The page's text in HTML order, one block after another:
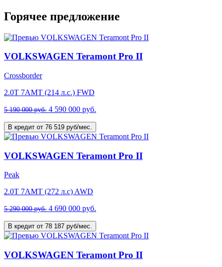
Горячее предложение
VOLKSWAGEN Teramont Pro II
Crossborder
2.0T 7AMT (214 л.с.) FWD
5 190 000 руб. 4 590 000 руб.
В кредит от 76 519 руб/мес.
VOLKSWAGEN Teramont Pro II
Peak
2.0T 7AMT (272 л.с) AWD
5 290 000 руб. 4 690 000 руб.
В кредит от 78 187 руб/мес.
VOLKSWAGEN Teramont Pro II